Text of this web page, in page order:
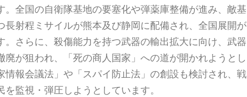
。全国の自衛隊基地の要塞化や弾薬庫整備が進み、敵基
長射程ミサイルが熊本及び静岡に配備され、全国展開が
。さらに、殺傷能力を持つ武器の輸出拡大に向け、武器
廃が狙われ、「死の商人国家」への道が開かれようとし
情報会議法」や「スパイ防止法」の創設も検討され、戦
を監視・弾圧しようとしています。